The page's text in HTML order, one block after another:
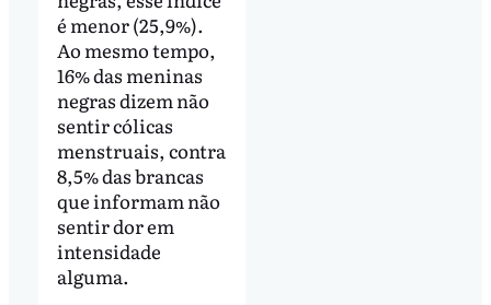
é menor (25,9%).
Ao mesmo tempo,
16% das meninas
negras dizem não
sentir cólicas
menstruais, contra
8,5% das brancas
que informam não
sentir dor em
intensidade
alguma.